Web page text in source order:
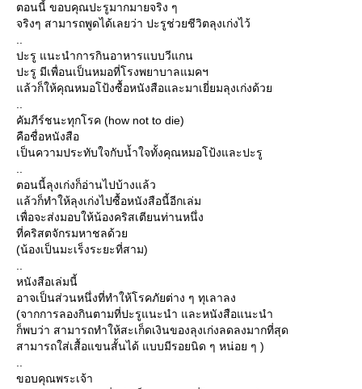
ตอนนี้ ขอบคุณปะรูมากมายจริง ๆ
จริงๆ สามารถพูดได้เลยว่า ปะรูช่วยชีวิตลุงเก่งไว้
ปะรู แนะนำการกินอาหารแบบวีแกน
ปะรู มีเพื่อนเป็นหมอที่โรงพยาบาลแมคฯ
แล้วก็ให้คุณหมอโป้งซื้อหนังสือและมาเยี่ยมลุงเก่งด้วย
คัมภีร์ชนะทุกโรค (how not to die)
คือชื่อหนังสือ
เป็นความประทับใจกับน้ำใจทั้งคุณหมอโป้งและปะรู
ตอนนี้ลุงเก่งก็อ่านไปบ้างแล้ว
แล้วก็ทำให้ลุงเก่งไปซื้อหนังสือนี้อีกเล่ม
เพื่อจะส่งมอบให้น้องคริสเตียนท่านหนึ่ง
ที่คริสตจักรมหาชลด้วย
(น้องเป็นมะเร็งระยะที่สาม)
หนังสือเล่มนี้
อาจเป็นส่วนหนึ่งที่ทำให้โรคภัยต่าง ๆ ทุเลาลง
(จากการลองกินตามที่ปะรูแนะนำ และหนังสือแนะนำ
ก็พบว่า สามารถทำให้สะเก็ดเงินของลุงเก่งลดลงมากที่สุด
สามารถใส่เสื้อแขนสั้นได้ แบบมีรอยนิด ๆ หน่อย ๆ )
ขอบคุณพระเจ้า